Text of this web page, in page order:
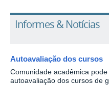
Informes & Notícias
Autoavaliação dos cursos
Comunidade acadêmica
autoavaliação dos cursos de